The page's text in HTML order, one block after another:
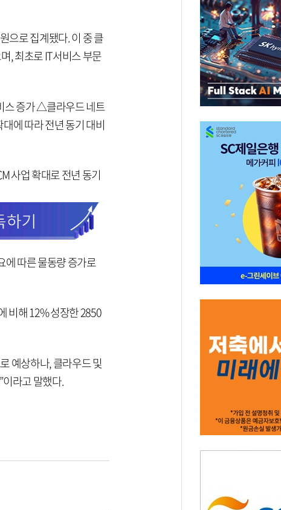
으로 집계됐다. 이 중 클
, 최초로 IT서비스 부문
스 증가 △클라우드 네트
에 따라 전년 동기 대비
사업 확대로 전년 동기
에 따른 물동량 증가로
비해 12% 성장한 2850
예상하나, 클라우드 및
라고 말했다.